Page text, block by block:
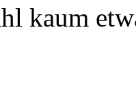
kaum